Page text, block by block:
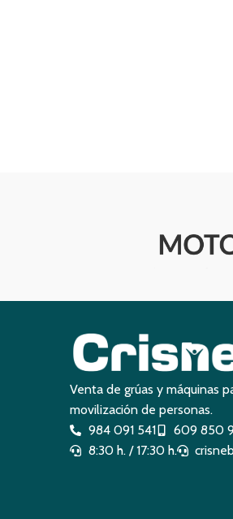
Venta de grúas y máquinas
movilización de personas.
984 091 541
609 850
8:30 h. / 17:30 h.